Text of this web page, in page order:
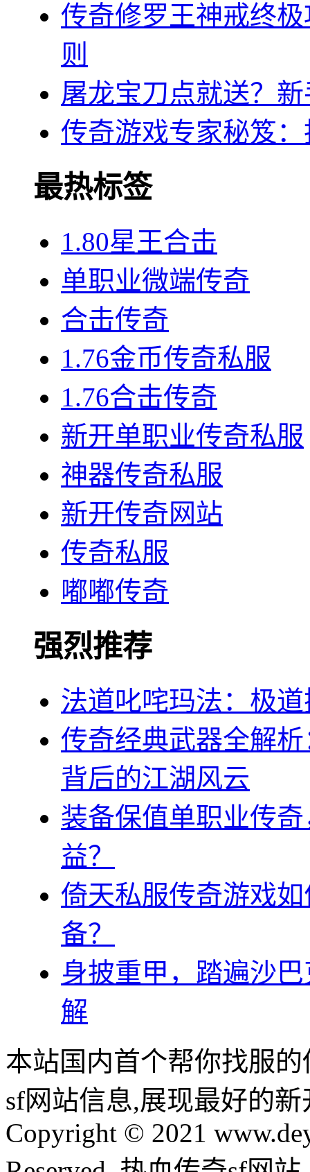
传奇修罗王神戒终
则
屠龙宝刀点就送？
传奇游戏专家秘笈
最热标签
1.80星王合击
单职业微端传奇
合击传奇
1.76金币传奇私服
1.76合击传奇
新开单职业传奇私服
神器传奇私服
新开传奇网站
传奇私服
嘟嘟传奇
强烈推荐
法道叱咤玛法：极
传奇经典武器全解
背后的江湖风云
装备保值单职业传
益？
倚天私服传奇游戏
备？
身披重甲，踏遍沙
解
本站国内首个帮你找服
sf网站信息,展现最好的
Copyright © 2021